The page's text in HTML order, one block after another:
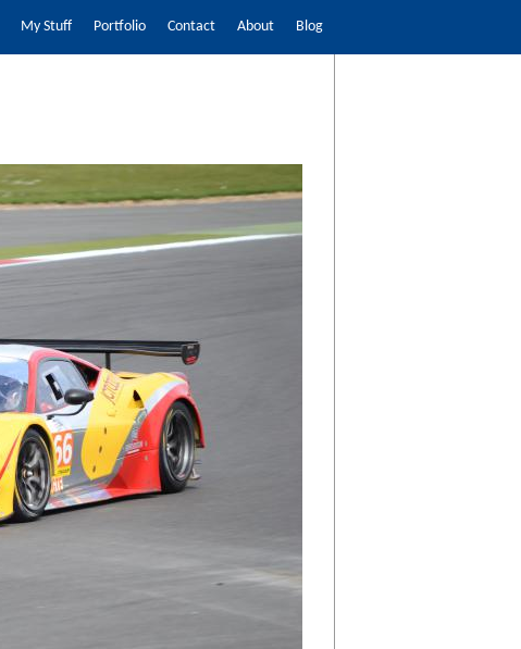
My Stuff Portfolio Contact About Blog